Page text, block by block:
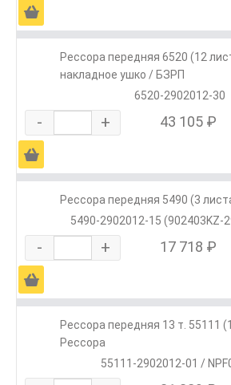
Ä
Рессора передняя 6520 (12
накладное ушко / БЗРП
6520-2902012-30
- + 43 105 ₽
Ä
Рессора передняя 5490 (3
5490-2902012-15 (902403KZ-
- + 17 718 ₽
Ä
Рессора передняя 13 т. 55111
Рессора
55111-2902012-01 /